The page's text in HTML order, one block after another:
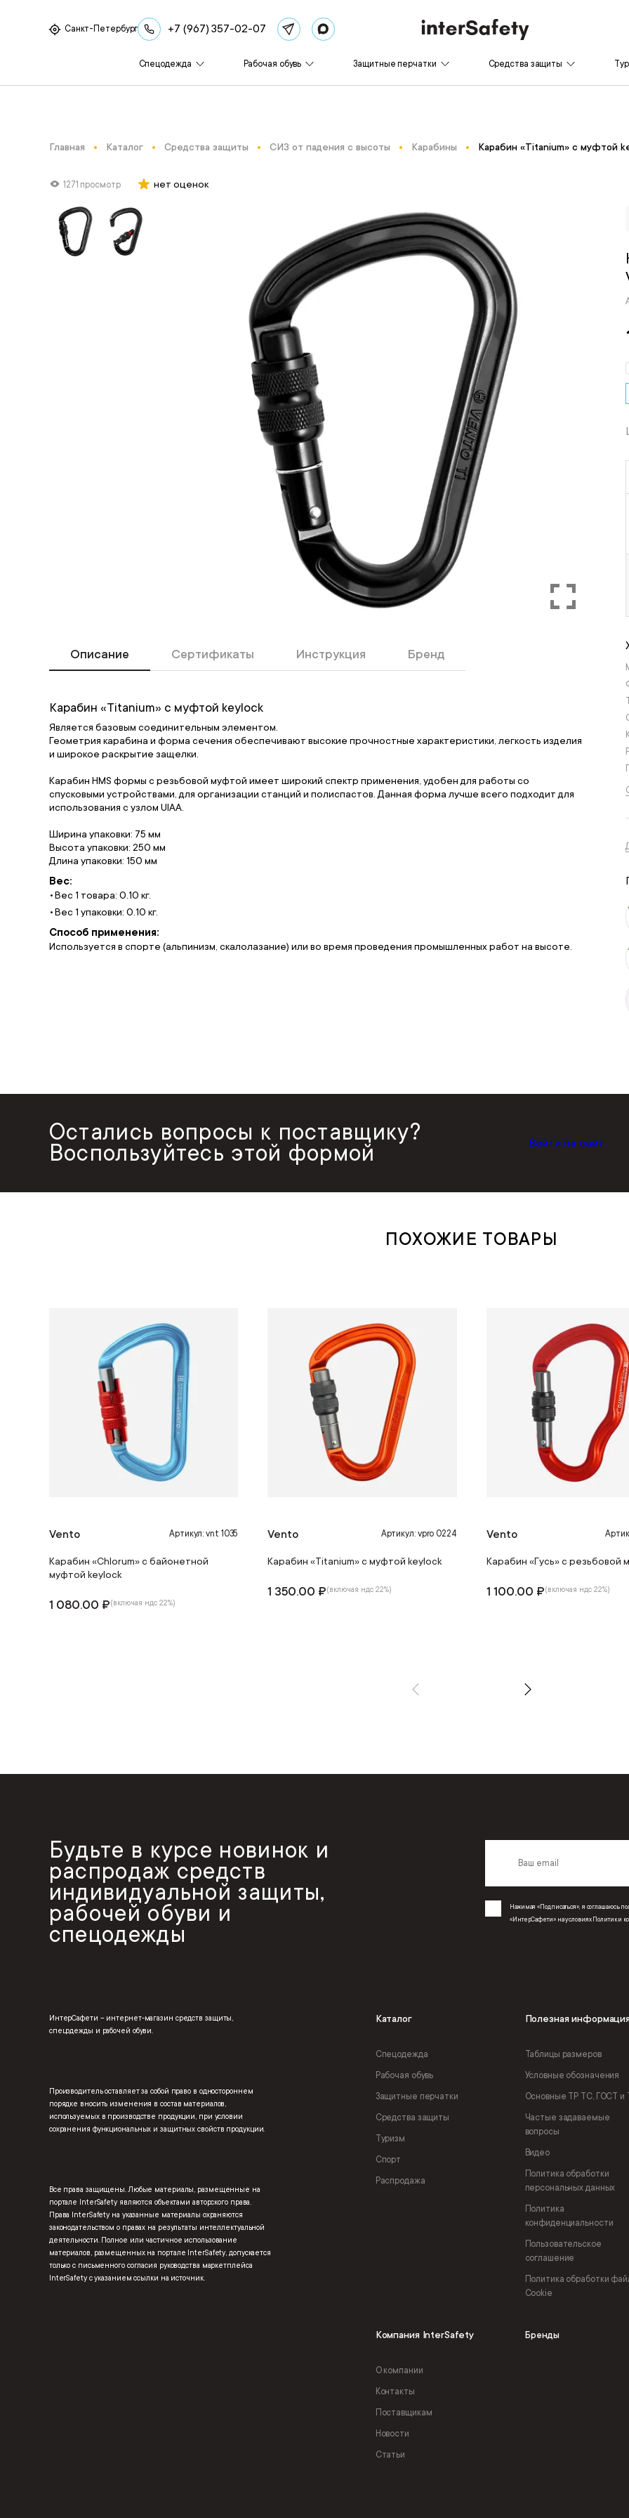
Санкт-Петербург +7 (967) 357-02-07
Спецодежда Рабочая обувь Защитные перчатки Средства защиты
Главная Каталог Средства защиты СИЗ от падения с высоты Карабины Карабин «Titanium» с муфтой
1271 просмотр нет оценок
Описание Сертификаты Инструкция Бренд
Карабин «Titanium» с муфтой keylock
Является базовым соединительным элементом.
Геометрия карабина и форма сечения обеспечивают высокие прочностные характеристики, легкость изделия
и широкое раскрытие защелки.
Карабин HMS формы с резьбовой муфтой имеет широкий спектр применения, удобен для работы со
спусковыми устройствами, для организации станций и полиспастов. Данная форма лучше всего подходит для
использования с узлом UIAA.
Ширина упаковки: 75 мм
Высота упаковки: 250 мм
Длина упаковки: 150 мм
Вес:
Вес 1 товара: 0.10 кг.
Вес 1 упаковки: 0.10 кг.
Способ применения:
Используется в спорте (альпинизм, скалолазание) или во время проведения промышленных работ на высоте.
Остались вопросы к поставщику?
Воспользуйтесь этой формой
Войти на сайт
ПОХОЖИЕ ТОВАРЫ
Vento Артикул: vnt 1035
Карабин «Chlorum» с байонетной
муфтой keylock
1 080.00 ₽(включая ндс 22%)
Vento Артикул: vpro 0224
Карабин «Titanium» с муфтой keylock
1 350.00 ₽(включая ндс 22%)
Vento
Карабин «Гусь» с резьбовой
1 100.00 ₽(включая ндс 22%)
Будьте в курсе новинок и
распродаж средств
индивидуальной защиты,
рабочей обуви и
спецодежды
Нажимая «Подписаться», я соглашаюсь
«ИнтерСафети» на условиях Политики
ИнтерСафети – интернет-магазин средств защиты,
спецодежды и рабочей обуви.
Производитель оставляет за собой право в одностороннем
порядке вносить изменения в состав материалов,
используемых в производстве продукции, при условии
сохранения функциональных и защитных свойств продукции.
Все права защищены. Любые материалы, размещенные на
портале InterSafety являются объектами авторского права.
Права InterSafety на указанные материалы охраняются
законодательством о правах на результаты интеллектуальной
деятельности. Полное или частичное использование
материалов, размещенных на портале InterSafety, допускается
только с письменного согласия руководства маркетплейса
InterSafety с указанием ссылки на источник.
Каталог
Спецодежда
Рабочая обувь
Защитные перчатки
Средства защиты
Туризм
Спорт
Распродажа
Полезная
Таблицы размеров
Условные обозначения
Основные ТР ТС, ГОСТ и
Частые задаваемые
вопросы
Видео
Политика обработки
персональных данных
Политика
конфиденциальности
Пользовательское
соглашение
Политика обработки
Cookie
Компания InterSafety
О компании
Контакты
Поставщикам
Новости
Статьи
Бренды